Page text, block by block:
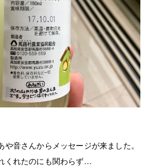
や音さんからメッセージが来ました。
くれたのにも関わらず…